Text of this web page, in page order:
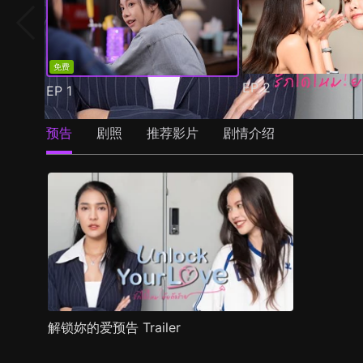
免费
EP 1 EP2
预告 剧照 推荐影片 剧情介绍
解锁妳的爱预告 Trailer